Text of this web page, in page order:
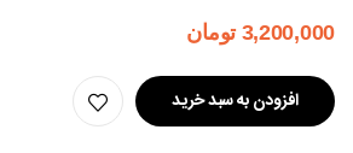
3,200,000 تومان
افزودن به سبد خرید